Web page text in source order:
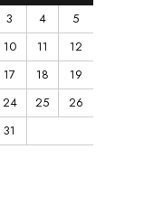
3 4
5
10 11
12
17 18
19
24 25
26
31